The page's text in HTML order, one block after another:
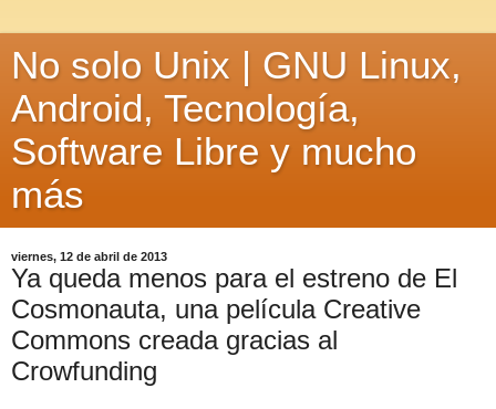
No solo Unix | GNU Linux,
Android, Tecnología,
Software Libre y mucho
más
viernes, 12 de abril de 2013
Ya queda menos para el estreno de El
Cosmonauta, una película Creative
Commons creada gracias al
Crowfunding